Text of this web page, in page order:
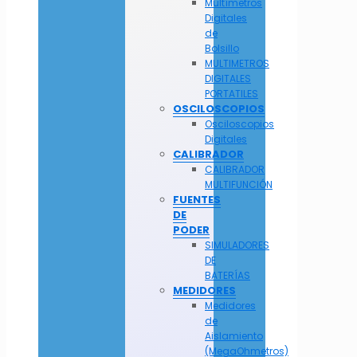
Multímetros
Digitales
de
Bolsillo
MULTIMETROS
DIGITALES
PORTATILES
OSCILOSCOPIOS
Osciloscopios
Digitales
CALIBRADOR
CALIBRADOR
MULTIFUNCIÓN
FUENTES
DE
PODER
SIMULADORES
DE
BATERÍAS
MEDIDORES
Medidores
de
Aislamiento
(MegaOhmetros)